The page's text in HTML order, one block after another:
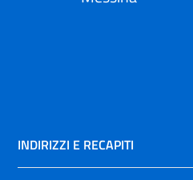
INDIRIZZI E RECAPITI